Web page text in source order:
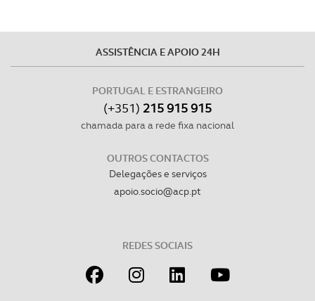
ASSISTÊNCIA E APOIO 24H
PORTUGAL E ESTRANGEIRO
(+351) 215 915 915
chamada para a rede fixa nacional
OUTROS CONTACTOS
Delegações e serviços
apoio.socio@acp.pt
REDES SOCIAIS